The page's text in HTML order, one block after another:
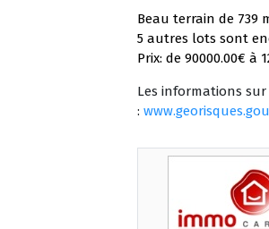
Beau terrain de 739
5 autres lots sont
Prix: de 90000.00€ à
Les informations
: